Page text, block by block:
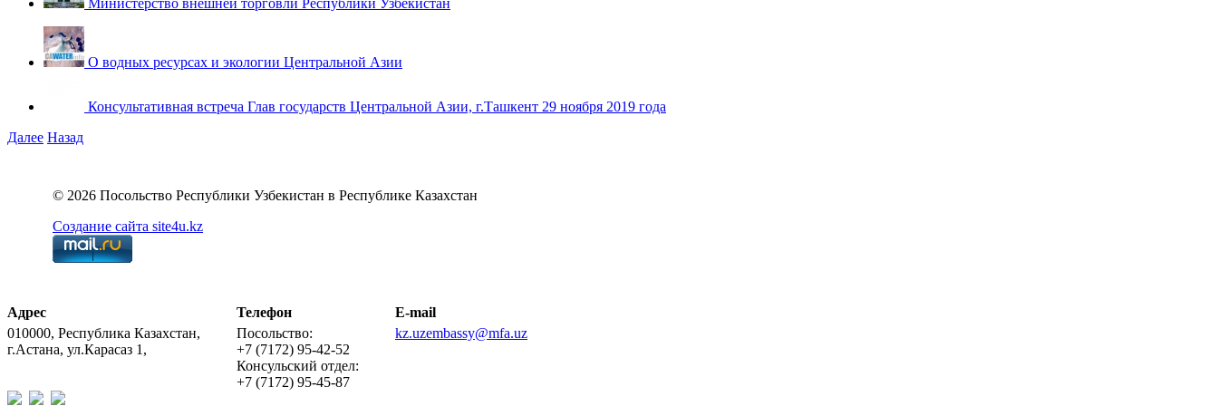
Министерство внешней торговли Республики Узбекистан
О водных ресурсах и экологии Центральной Азии
Консультативная встреча Глав государств Центральной Азии, г.Ташкент 29 ноября 2019 года
Далее Назад
© 2026 Посольство Республики Узбекистан в Республике Казахстан
Создание сайта site4u.kz
Адрес
010000, Республика Казахстан,
г.Астана, ул.Карасаз 1,
Телефон
Посольство:
+7 (7172) 95-42-52
Консульский отдел:
+7 (7172) 95-45-87
E-mail
kz.uzembassy@mfa.uz